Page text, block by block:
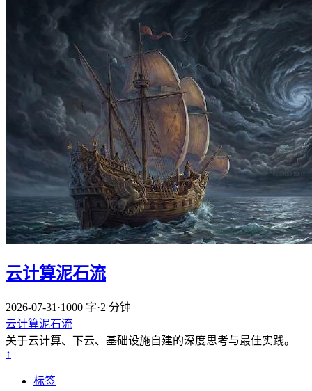
云计算泥石流
2026-07-31 ·1000 字·2 分钟
云计算泥石流
关于云计算、下云、基础设施自建的深度思考与最佳实践。
↑
标签